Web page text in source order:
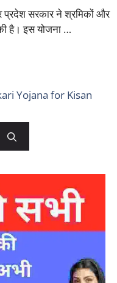
सरकार ने श्रमिकों और
है। इस योजना …
Yojana for Kisan